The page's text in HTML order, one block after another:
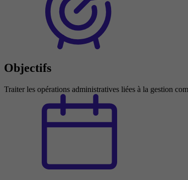
Objectifs
Traiter les opérations administratives liées à la gestion